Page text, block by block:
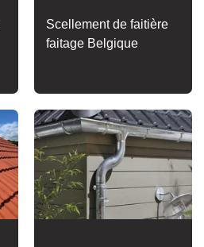
Scellement de faitière
faitage Belgique